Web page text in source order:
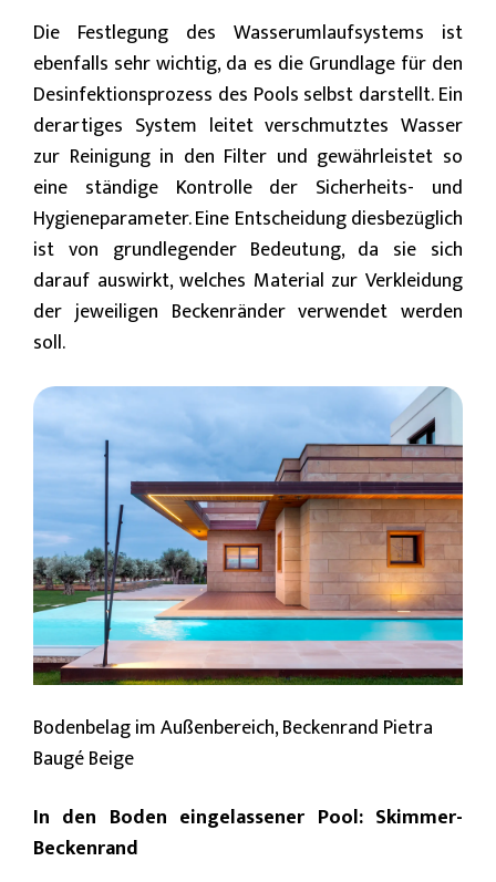
Die Festlegung des Wasserumlaufsystems ist
ebenfalls sehr wichtig, da es die Grundlage für den
Desinfektionsprozess des Pools selbst darstellt. Ein
derartiges System leitet verschmutztes Wasser
zur Reinigung in den Filter und gewährleistet so
eine ständige Kontrolle der Sicherheits- und
Hygieneparameter. Eine Entscheidung diesbezüglich
ist von grundlegender Bedeutung, da sie sich
darauf auswirkt, welches Material zur Verkleidung
der jeweiligen Beckenränder verwendet werden
soll.
Bodenbelag im Außenbereich, Beckenrand Pietra
Baugé Beige
In den Boden eingelassener Pool: Skimmer-
Beckenrand